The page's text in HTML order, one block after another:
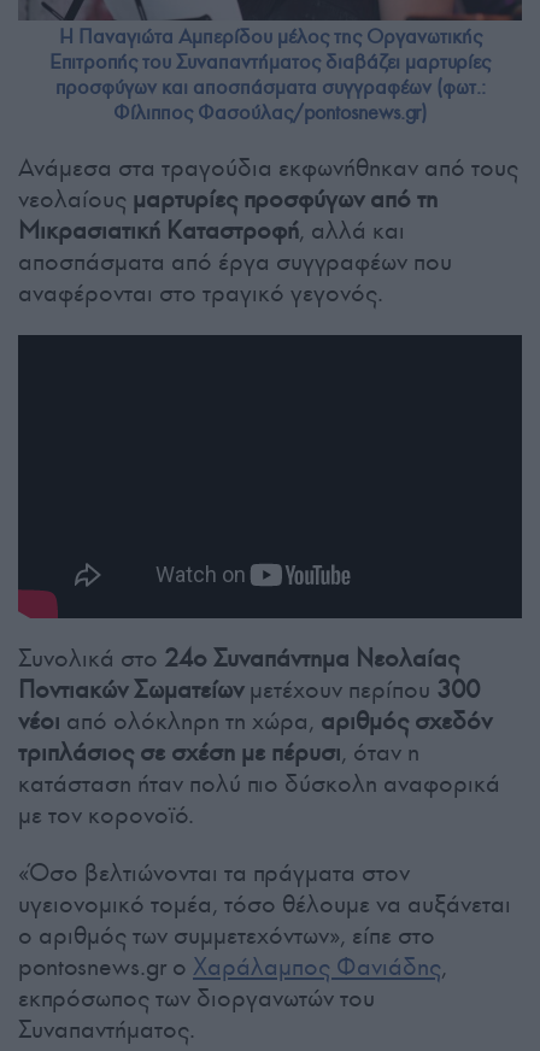
Η Παναγιώτα Αμπερίδου μέλος της Οργανωτικής
Επιτροπής του Συναπαντήματος διαβάζει μαρτυρίες
προσφύγων και αποσπάσματα συγγραφέων (φωτ.:
Φίλιππος Φασούλας/pontosnews.gr)
Ανάμεσα στα τραγούδια εκφωνήθηκαν από τους
νεολαίους μαρτυρίες προσφύγων από τη
Μικρασιατική Καταστροφή, αλλά και
αποσπάσματα από έργα συγγραφέων που
αναφέρονται στο τραγικό γεγονός.
Συνολικά στο 24ο Συναπάντημα Νεολαίας
Ποντιακών Σωματείωνμετέχουν περίπου 300
νέοι από ολόκληρη τη χώρα, αριθμός σχεδόν
τριπλάσιος σε σχέση με πέρυσι, όταν η
κατάσταση ήταν πολύ πιο δύσκολη αναφορικά
με τον κορονοϊό.
«Όσο βελτιώνονται τα πράγματα στον
υγειονομικό τομέα, τόσο θέλουμε να αυξάνεται
ο αριθμός των συμμετεχόντων», είπε στο
pontosnews.gr ο Χαράλαμπος Φανιάδης,
εκπρόσωπος των διοργανωτών του
Συναπαντήματος.